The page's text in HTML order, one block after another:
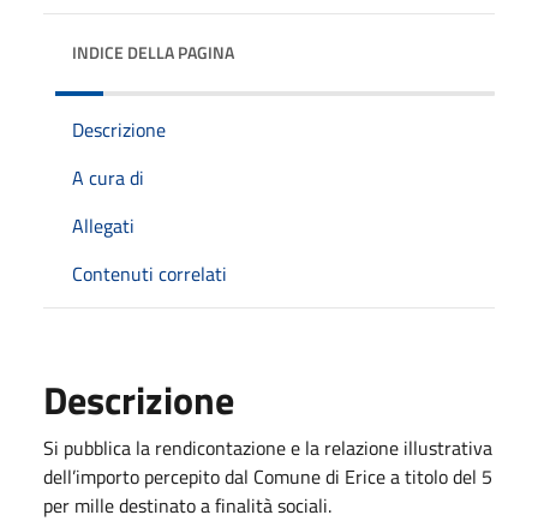
INDICE DELLA PAGINA
Descrizione
A cura di
Allegati
Contenuti correlati
Descrizione
Si pubblica la rendicontazione e la relazione illustrativa
dell’importo percepito dal Comune di Erice a titolo del 5
per mille destinato a finalità sociali.